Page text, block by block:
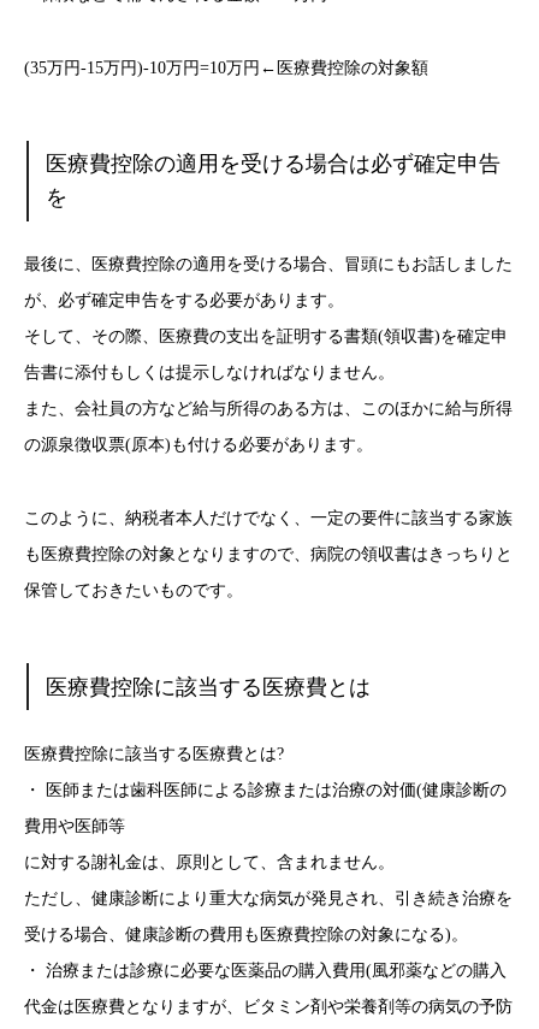
(35万円-15万円)-10万円=10万円←医療費控除の対象額
医療費控除の適用を受ける場合は必ず確定申告
を
最後に、医療費控除の適用を受ける場合、冒頭にもお話しました
が、必ず確定申告をする必要があります。
そして、その際、医療費の支出を証明する書類(領収書)を確定申
告書に添付もしくは提示しなければなりません。
また、会社員の方など給与所得のある方は、このほかに給与所得
の源泉徴収票(原本)も付ける必要があります。
このように、納税者本人だけでなく、一定の要件に該当する家族
も医療費控除の対象となりますので、病院の領収書はきっちりと
保管しておきたいものです。
医療費控除に該当する医療費とは
医療費控除に該当する医療費とは?
・ 医師または歯科医師による診療または治療の対価(健康診断の
費用や医師等
に対する謝礼金は、原則として、含まれません。
ただし、健康診断により重大な病気が発見され、引き続き治療を
受ける場合、健康診断の費用も医療費控除の対象になる)。
・ 治療または診療に必要な医薬品の購入費用(風邪薬などの購入
代金は医療費となりますが、ビタミン剤や栄養剤等の病気の予防